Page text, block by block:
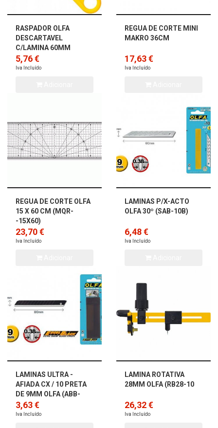
RASPADOR OLFA
DESCARTAVEL
C/LAMINA 60MM
5,76 €
Iva Incluído
REGUA DE CORTE MINI
MAKRO 36CM
17,63 €
Iva Incluído
REGUA DE CORTE OLFA
15 X 60 CM (MQR-
-15X60)
23,70 €
Iva Incluído
LAMINAS P/X-ACTO
OLFA 30º (SAB-10B)
6,48 €
Iva Incluído
LAMINAS ULTRA -
AFIADA CX / 10 PRETA
DE 9MM OLFA (ABB-
10B)
3,63 €
Iva Incluído
LAMINA ROTATIVA
28MM OLFA (RB28-10
26,32 €
Iva Incluído